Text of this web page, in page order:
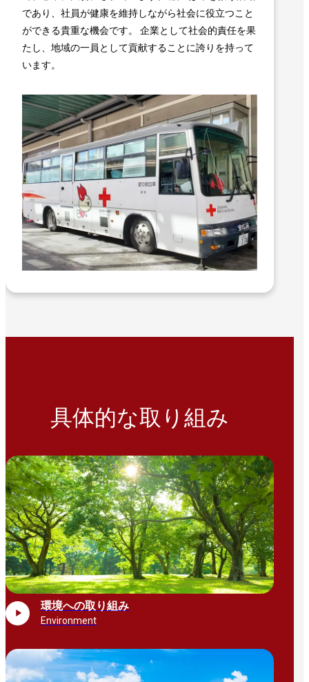
であり、社員が健康を維持しながら社会に役立つこと
ができる貴重な機会です。 企業として社会的責任を果
たし、地域の一員として貢献することに誇りを持って
います。
具体的な取り組み
環境への取り組み
Environment